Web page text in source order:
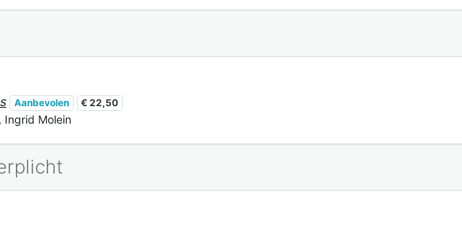
Aanbevolen € 22,50
Ingrid Molein